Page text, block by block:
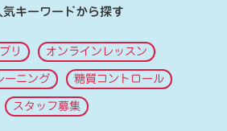
気キーワードから探す
リ オンラインレッスン
ーニング 糖質コントロール
スタッフ募集